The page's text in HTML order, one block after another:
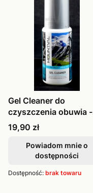
Gel Cleaner do
czyszczenia obuwia -
Mountval 100ml
Cena
19,90 zł
Powiadom mnie o
dostępności
Dostępność: brak towaru